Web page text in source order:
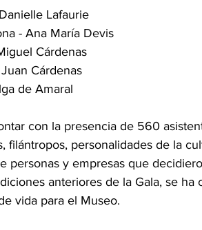
Lafaurie
- Ana María Devis
Cárdenas
Cárdenas
de Amaral
con la presencia de 560
filántropos, personalidades de la
personas y empresas que
anteriores de la Gala, se ha
vida para el Museo.